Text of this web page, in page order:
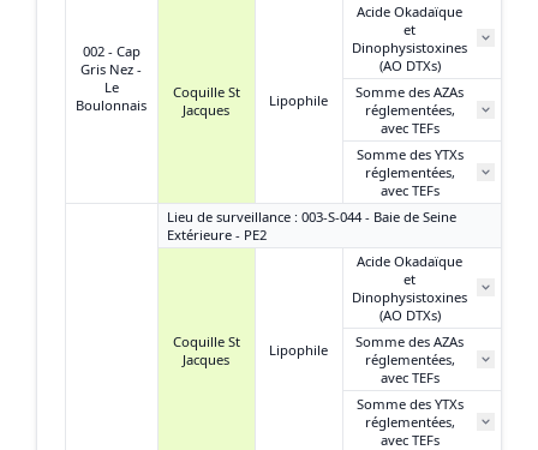
002 - Cap
Gris Nez -
Le
Boulonnais
Coquille St
Jacques
Lipophile
Acide Okadaïque
et
Dinophysistoxines
(AO DTXs)
Somme des AZAs
réglementées,
avec TEFs
Somme des YTXs
réglementées,
avec TEFs
Lieu de surveillance : 003-S-044 - Baie de Seine
Extérieure - PE2
Coquille St
Jacques
Lipophile
Acide Okadaïque
et
Dinophysistoxines
(AO DTXs)
Somme des AZAs
réglementées,
avec TEFs
Somme des YTXs
réglementées,
avec TEFs